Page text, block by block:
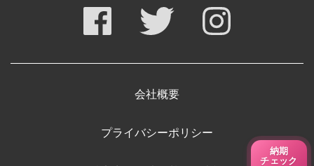
会社概要
プライバシーポリシー
納期
チェック